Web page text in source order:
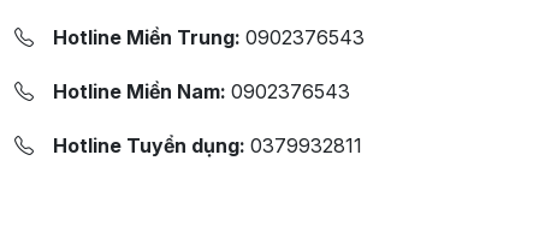
Hotline Miền Trung: 0902376543
Hotline Miền Nam: 0902376543
Hotline Tuyển dụng: 0379932811